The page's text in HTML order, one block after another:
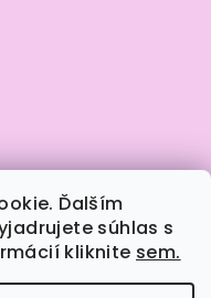
Ďalším
súhlas s
kliknite sem.